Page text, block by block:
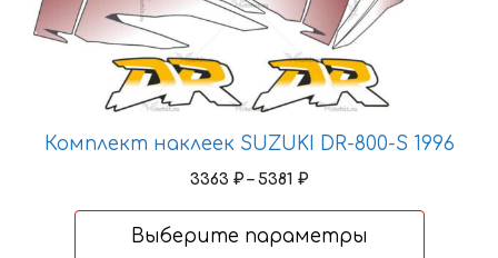
Комплект наклеек SUZUKI DR-800-S 1996
3363 ₽ – 5381 ₽Диапазон
–
Выберите параметры
вариаций.
Опции
выбрать
странице